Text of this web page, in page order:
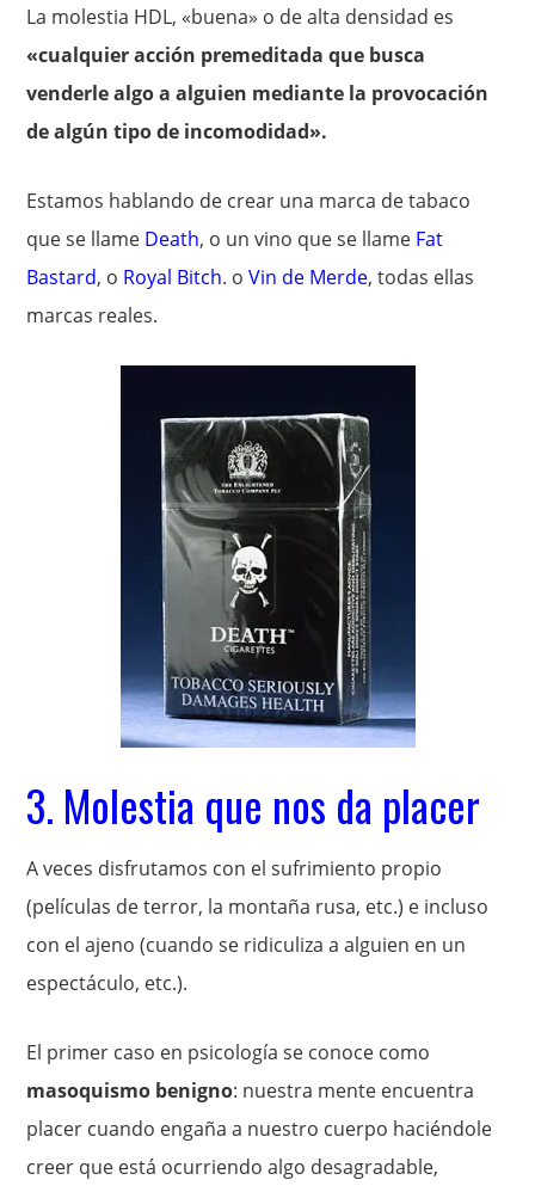
La molestia HDL, «buena» o de alta densidad es
«cualquier acción premeditada que busca
venderle algo a alguien mediante la provocación
de algún tipo de incomodidad».
Estamos hablando de crear una marca de tabaco
que se llame Death, o un vino que se llame Fat
Bastard, o Royal Bitch. oVin de Merde, todas ellas
marcas reales.
3. Molestia que nos da placer
A veces disfrutamos con el sufrimiento propio
(películas de terror, la montaña rusa, etc.) e incluso
con el ajeno (cuando se ridiculiza a alguien en un
espectáculo, etc.).
El primer caso en psicología se conoce como
masoquismo benigno: nuestra mente encuentra
placer cuando engaña a nuestro cuerpo haciéndole
creer que está ocurriendo algo desagradable,